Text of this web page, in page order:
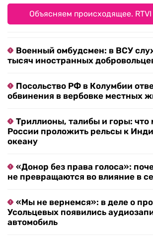
Объясняем происходящее. RTVI
Военный омбудсмен: в ВСУ
тысяч иностранных
Посольство РФ в Колумбии
обвинения в вербовке местных
Триллионы, талибы и горы: что
России проложить рельсы к
океану
«Донор без права голоса»:
не превращаются во влияние в
«Мы не вернемся»: в деле о
Усольцевых появились
автомобиль